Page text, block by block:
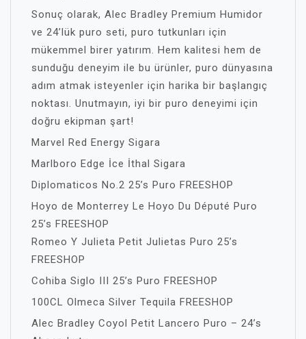
Sonuç olarak, Alec Bradley Premium Humidor
ve 24’lük puro seti, puro tutkunları için
mükemmel birer yatırım. Hem kalitesi hem de
sunduğu deneyim ile bu ürünler, puro dünyasına
adım atmak isteyenler için harika bir başlangıç
noktası. Unutmayın, iyi bir puro deneyimi için
doğru ekipman şart!
Marvel Red Energy Sigara
Marlboro Edge İce İthal Sigara
Diplomaticos No.2 25’s Puro FREESHOP
Hoyo de Monterrey Le Hoyo Du Député Puro
25’s FREESHOP
Romeo Y Julieta Petit Julietas Puro 25’s
FREESHOP
Cohiba Siglo III 25’s Puro FREESHOP
100CL Olmeca Silver Tequila FREESHOP
Alec Bradley Coyol Petit Lancero Puro – 24’s